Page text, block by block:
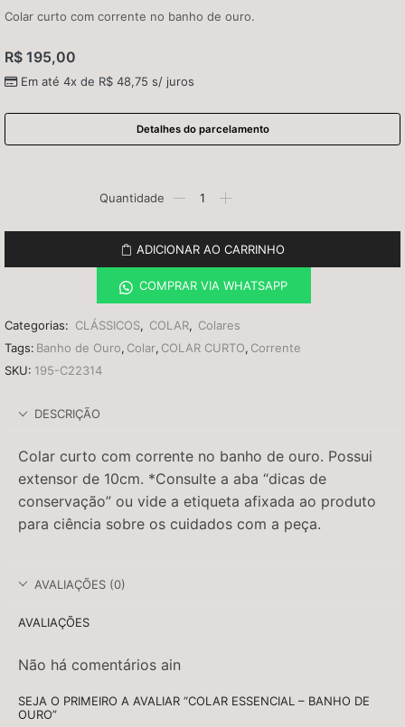
Colar curto com corrente no banho de ouro.
R$ 195,00
Em até 4x de R$ 48,75 s/ juros
Detalhes do parcelamento
ADICIONAR AO CARRINHO
COMPRAR VIA WHATSAPP
Categorias: CLÁSSICOS, COLAR, Colares
Tags: Banho de Ouro, Colar, COLAR CURTO, Corrente
SKU: 195-C22314
DESCRIÇÃO
Colar curto com corrente no banho de ouro. Possui
extensor de 10cm. *Consulte a aba “dicas de
conservação” ou vide a etiqueta afixada ao produto
para ciência sobre os cuidados com a peça.
AVALIAÇÕES (0)
AVALIAÇÕES
Não há comentários ain
SEJA O PRIMEIRO A AVALIAR “COLAR ESSENCIAL – BANHO DE
OURO”